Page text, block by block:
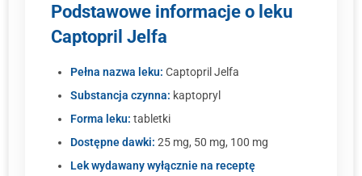
Podstawowe informacje o leku
Captopril Jelfa
Pełna nazwa leku: Captopril Jelfa
Substancja czynna: kaptopryl
Forma leku: tabletki
Dostępne dawki: 25 mg, 50 mg, 100 mg
Lek wydawany wyłącznie na receptę